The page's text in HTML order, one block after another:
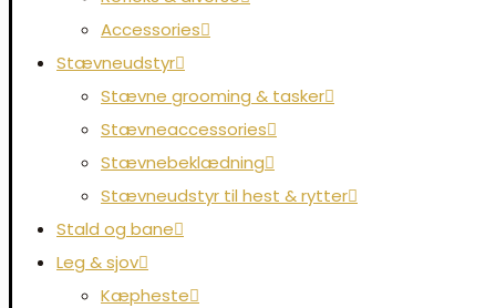
Accessories
Stævneudstyr
Stævne grooming & tasker
Stævneaccessories
Stævnebeklædning
Stævneudstyr til hest & rytter
Stald og bane
Leg & sjov
Kæpheste